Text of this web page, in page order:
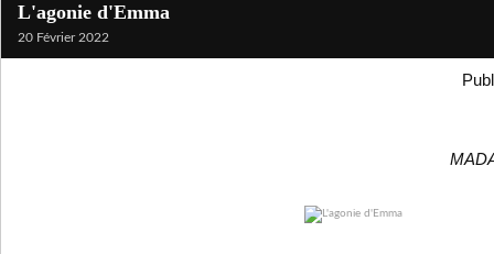
L'agonie d'Emma
20 Février 2022